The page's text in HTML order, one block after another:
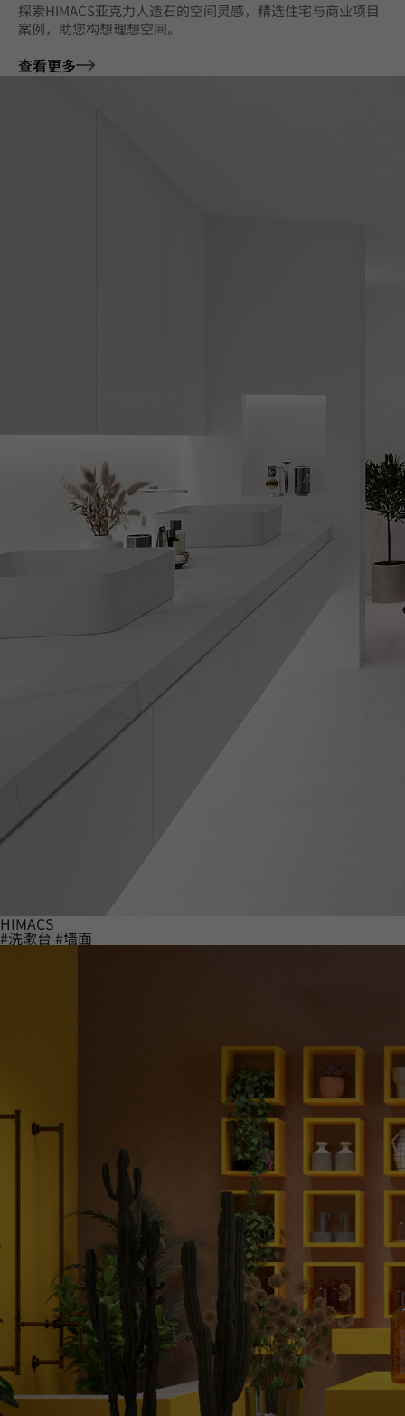
探索HIMACS亚克力人造石的空间灵感，精选住宅与商业项目
案例，助您构想理想空间。
查看更多
HIMACS
#洗漱台 #墙面